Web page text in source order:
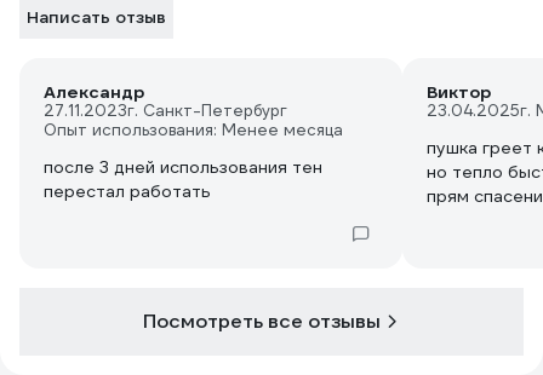
Написать отзыв
Александр
27.11.2023г. Санкт-Петербург
Опыт использования: Менее месяца
после 3 дней использования тен
перестал работать
Виктор
23.04.2025г.
пушка греет
но тепло
прям
Посмотреть все отзывы